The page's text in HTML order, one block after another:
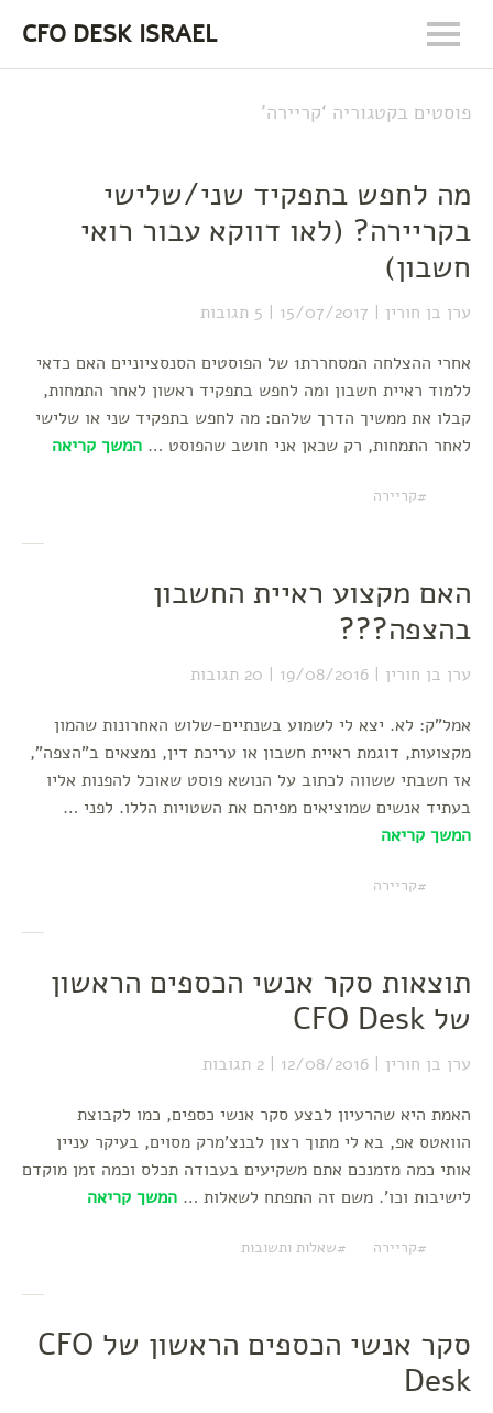
CFO DESK ISRAEL
פוסטים בקטגוריה ‘קריירה’
מה לחפש בתפקיד שני/שלישי
בקריירה? (לאו דווקא עבור רואי
חשבון)
ערן בן חורין 15/07/2017 5 תגובות
אחרי ההצלחה המסחררת1 של הפוסטים הסנסציוניים האם כדאי
ללמוד ראיית חשבון ומה לחפש בתפקיד ראשון לאחר התמחות,
קבלו את ממשיך הדרך שלהם: מה לחפש בתפקיד שני או שלישי
לאחר התמחות, רק שכאן אני חושב שהפוסט … המשך קריאה
קריירה
האם מקצוע ראיית החשבון
בהצפה???
ערן בן חורין 19/08/2016 20 תגובות
אמל"ק: לא. יצא לי לשמוע בשנתיים-שלוש האחרונות שהמון
מקצועות, דוגמת ראיית חשבון או עריכת דין, נמצאים ב"הצפה",
אז חשבתי ששווה לכתוב על הנושא פוסט שאוכל להפנות אליו
בעתיד אנשים שמוציאים מפיהם את השטויות הללו. לפני …
המשך קריאה
קריירה
תוצאות סקר אנשי הכספים הראשון
של CFO Desk
ערן בן חורין 12/08/2016 2 תגובות
האמת היא שהרעיון לבצע סקר אנשי כספים, כמו לקבוצת
הוואטס אפ, בא לי מתוך רצון לבנצ'מרק מסוים, בעיקר עניין
אותי כמה מזמנכם אתם משקיעים בעבודה תכלס וכמה זמן מוקדם
לישיבות וכו'. משם זה התפתח לשאלות … המשך קריאה
קריירה שאלות ותשובות
סקר אנשי הכספים הראשון של CFO
Desk